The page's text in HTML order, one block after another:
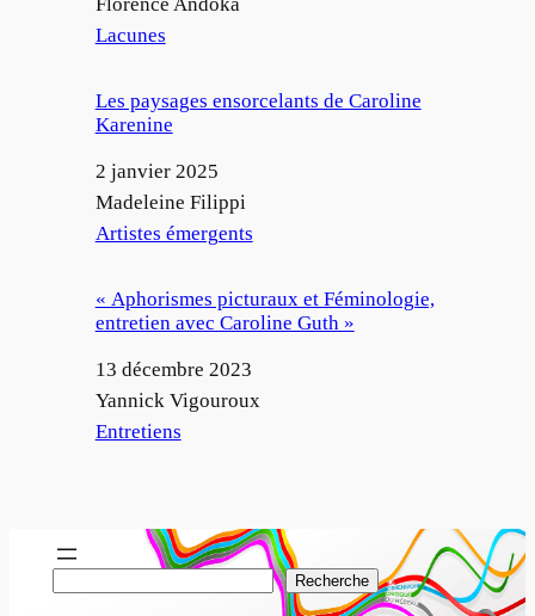
Par rapport à
Lacunes
Les paysages ensorcelants de Caroline
Karenine
Date
2 janvier 2025
Auteur
Madeleine Filippi
Par rapport à
Artistes émergents
« Aphorismes picturaux et Féminologie,
entretien avec Caroline Guth »
Date
13 décembre 2023
Auteur
Yannick Vigouroux
Par rapport à
Entretiens
Recherche